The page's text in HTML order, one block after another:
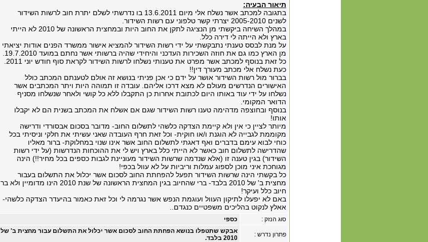
תיאור הבעיה:
בתגובה למכתב אשר נשלח אלי מיום 13.6.2011 בו נדרשתי לשלם יתרת חוב לרשות השידור
לשנים 2005-2010 יצרתי קשר טלפוני עם רשות השידור.
במהלך השיחה ביקשתי מן הנציגה לתקן את החוב היות ובמחצית הראשונה של 2010 לא הייתי
בארץ ולא הייתה לי דירה כלל.
על מנת לבסס טענתי נתבקשתי על ידי רשות השידור להמציא אישור ממשרד הפנים אודות יציאתי
מן הארץ כמו גם את חוזה השכירות העדכני והיחידי שהיה ברשותי אשר נחתם במועד 19.7.2010.
כל זאת בנוסף למכתב אשר מפרט את טענותי נשלחו לרשות השידור לקראת סוף חודש יוני 2011.
כעת נשלח אלי מכתב מעורך דין!!
בברור מול רשות השידור אושר על ידם כי אכן פניתי בנושא זה אולם לטענתם המכתב כולל
האישורים הנדרשים מעולם לא מצא דרכו אליהם. עובדה זו תמוהה היות ויתר המכתבים אשר
נשלחו על ידי עוד באותו היום לכתובת אחרות כן התקבלו ללא כל קושי ולאחר שנשלחו מסניף
הדואר המקומי.
בנוסף ובחוצפה מדהימה טענו רשות השידור שגם אם אשלח את המכתב בשנית הם לא יקבלו
אותו!
מיותר לציין כי אין ולא קיימת הצדקה כלשהי לתשלום החוב- מדובר בסכום אבסורדי ודרישה
מקוממת לגבייה לא הוגנת ו/או חוקית- וכל זאת חרף העובדה שאני עשיתי את חלקי וניסיתי בכל
כוחי לבוא עימם בדברים ואף דאגתי לתשלום החוב אשר אינו שנוי במחלוקת- ברור מאליו
שהדרישה לתשלום חוב כאשר לא הייתי כלל בארץ ויש לי את ההוכחות הנדרשות (על ידי רשות
השידור) בגין טענה זו (אלא שנדמה שרשות השידור מעוניינת לגבות כספים בכל מחיר!!) הינה
מגוחכת איני מוכן לספוג עמלות וריביות על לא עוול בכפי!
כל בקשתי הינה שרשות השידור תפעל להפחתת החוב לסכום אשר יכלול את התשלום בעבור
מחצית ב' של 2010 בלבד- ברי שהחיוב בגין המחצית הראשונה של שנת 2010 הינו מדומיין ולא בר
חיוב כלל ועיקר!
באם לא יפעלו לתיקון העוול ועוגמת הנפש אשר נגרמה לי וכל זאת כאמור בהיעדר הצדקה כלשהי-
אאלץ לנקוט בהליכים משפטיים כנגדם..
כספי
סוג הנזק :
אבקש שתטפלו בנושא הפחתת החוב לסכום אשר יכלול את התשלום עבור מחצית ב' של
2010 בלבד.
פתרון נדרש :